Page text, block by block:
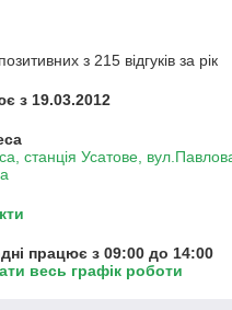
з 215 відгуків за рік
з 19.03.2012
станція Усатове,
працює з 09:00 до 14:00
весь графік роботи